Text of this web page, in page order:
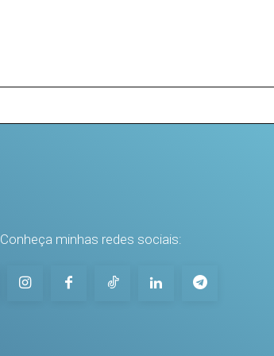
Conheça minhas redes sociais: